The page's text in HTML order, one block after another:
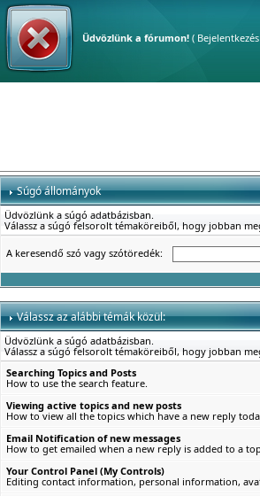
Üdvözlünk a fórumon!( Bejelentkezés
Súgó állományok
Üdvözlünk a súgó adatbázisban.
Válassz a súgó felsorolt témaköreiből, hogy jobban
A keresendő szó vagy szótöredék:
Válassz az alábbi témák közül:
Üdvözlünk a súgó adatbázisban.
Válassz a súgó felsorolt témaköreiből, hogy jobban
Searching Topics and Posts
How to use the search feature.
Viewing active topics and new posts
How to view all the topics which have a new reply
Email Notification of new messages
How to get emailed when a new reply is added to a
Your Control Panel (My Controls)
Editing contact information, personal information,